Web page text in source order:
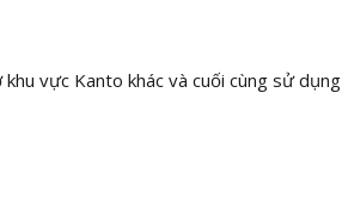
vực Kanto khác và cuối cùng sử dụng